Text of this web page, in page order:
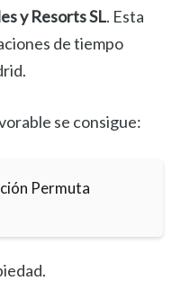
y Resorts SL. Esta
de tiempo
se consigue:
Permuta